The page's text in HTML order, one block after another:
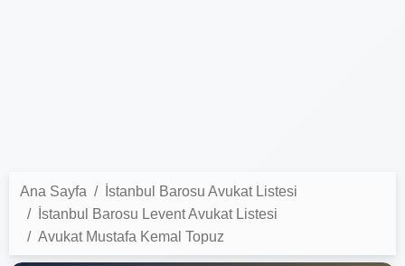
Ana Sayfa
İstanbul Barosu Avukat Listesi
İstanbul Barosu Levent Avukat Listesi
Avukat Mustafa Kemal Topuz